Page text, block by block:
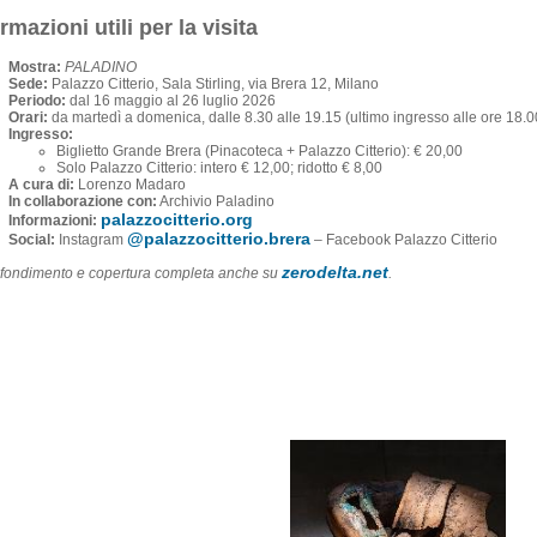
utili per la visita
Mostra: PALADINO
Sede: Palazzo Citterio, Sala Stirling, via Brera 12, Milano
Periodo: dal 16 maggio al 26 luglio 2026
Orari: da martedì a domenica, dalle 8.30 alle 19.15 (ultimo ingresso alle ore
Ingresso:
Biglietto Grande Brera (Pinacoteca + Palazzo Citterio): € 20,00
Solo Palazzo Citterio: intero € 12,00; ridotto € 8,00
A cura di: Lorenzo Madaro
In collaborazione con: Archivio Paladino
Informazioni: palazzocitterio.org
Social: Instagram @palazzocitterio.brera– Facebook Palazzo Citterio
e copertura completa anche su zerodelta.net.